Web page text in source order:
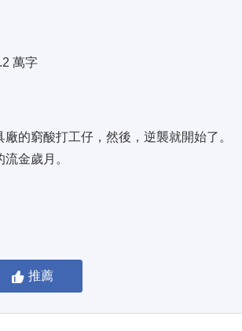
萬字
的窮酸打工仔，然後，逆襲就開始了。
金歲月。
推薦